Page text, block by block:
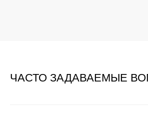
ЧАСТО ЗАДАВАЕМЫЕ